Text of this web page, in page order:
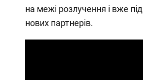
на межі розлучення і вже
нових партнерів.